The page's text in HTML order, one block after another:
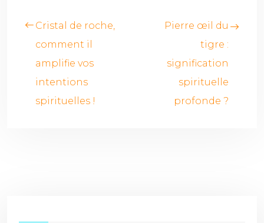
Cristal de roche,
comment il
amplifie vos
intentions
spirituelles !
Pierre œil du
tigre :
signification
spirituelle
profonde ?